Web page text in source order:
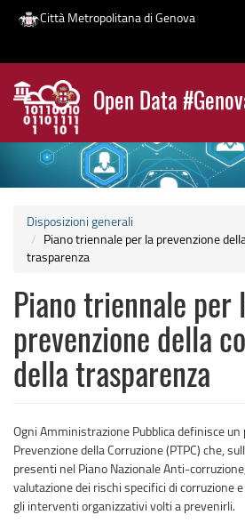
Salta
contenuto
principale
Città Metropolitana di Genova
Open Data
News
Disposizioni generali
Piano triennale per la prevenzione
trasparenza
Piano triennale per
prevenzione della
della trasparenza
Ogni Amministrazione Pubblica definisce un
Prevenzione della Corruzione (PTPC) che,
presenti nel Piano Nazionale Anti-
valutazione dei rischi specifici di corruzione
gli interventi organizzativi volti a prevenirli.